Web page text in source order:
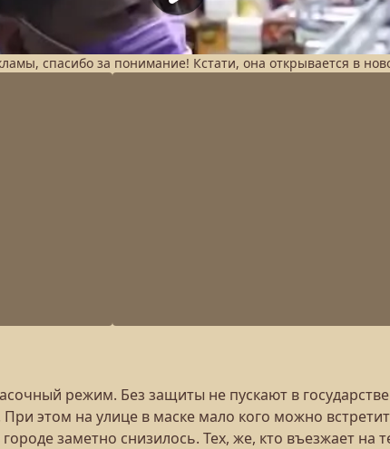
спасибо за понимание! Кстати, она открывается в
режим. Без защиты не пускают в
этом на улице в маске мало кого можно
заметно снизилось. Тех, же, кто въезжает на